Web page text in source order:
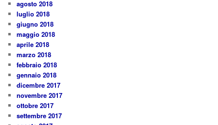
agosto 2018
luglio 2018
giugno 2018
maggio 2018
aprile 2018
marzo 2018
febbraio 2018
gennaio 2018
dicembre 2017
novembre 2017
ottobre 2017
settembre 2017